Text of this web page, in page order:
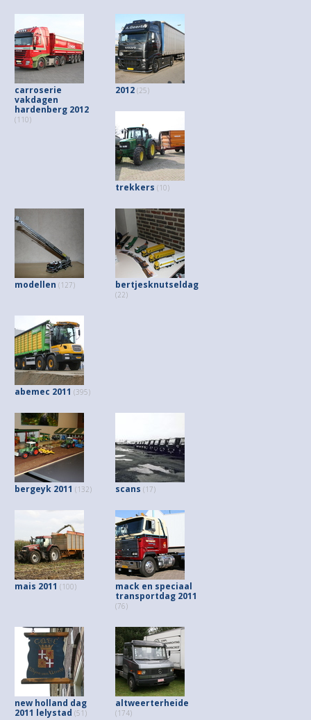
carroserie
vakdagen
hardenberg 2012
(110)
2012 (25)
trekkers (10)
modellen (127) bertjesknutseldag
(22)
abemec 2011 (395)
bergeyk 2011 (132) scans (17)
mais 2011 (100)
mack en speciaal
transportdag 2011
(76)
new holland dag
2011 lelystad (51)
altweerterheide
(174)